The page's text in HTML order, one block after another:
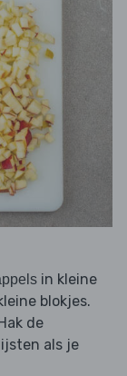
in kleine
blokjes.
de
als je